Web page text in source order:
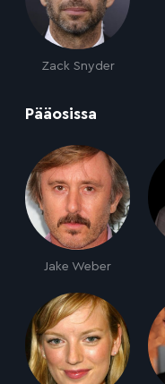
Zack Snyder
Pääosissa
Jake Weber